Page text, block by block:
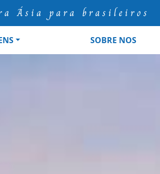
Ásia para brasileiros
SOBRE NOS